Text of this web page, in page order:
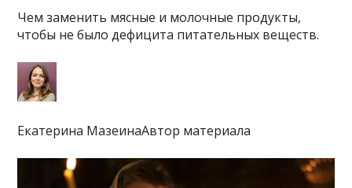
Чем заменить мясные и молочные продукты,
чтобы не было дефицита питательных веществ.
Екатерина МазеинаАвтор материала